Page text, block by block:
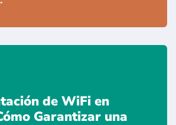
de WiFi en
Garantizar una